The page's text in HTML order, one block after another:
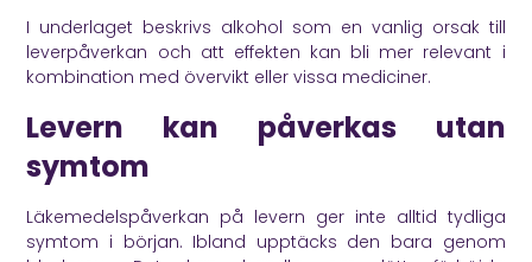
I underlaget beskrivs alkohol som en vanlig orsak till
leverpåverkan och att effekten kan bli mer relevant i
kombination med övervikt eller vissa mediciner.
Levern kan påverkas utan
symtom
Läkemedelspåverkan på levern ger inte alltid tydliga
symtom i början. Ibland upptäcks den bara genom